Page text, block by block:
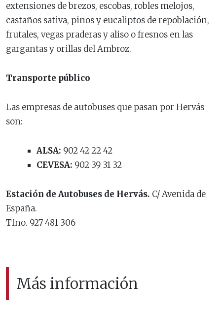
extensiones de brezos, escobas, robles melojos,
castaños sativa, pinos y eucaliptos de repoblación,
frutales, vegas praderas y aliso o fresnos en las
gargantas y orillas del Ambroz.
Transporte público
Las empresas de autobuses que pasan por Hervás
son:
ALSA: 902 42 22 42
CEVESA: 902 39 31 32
Estación de Autobuses de Hervás. C/ Avenida de
España.
Tfno. 927 481 306
Más información